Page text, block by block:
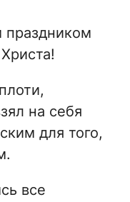
праздником
на себя
для того,
все